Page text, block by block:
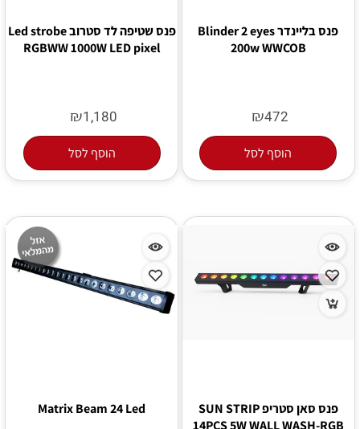
פנס בליינדר Blinder 2 eyes
200w WWCOB
₪472
הוסף לסל
פנס שטיפה לד סטרוב Led strobe
RGBWW 1000W LED pixel
₪1,180
הוסף לסל
פנס סאן סטריפ SUN STRIP
Matrix Beam 24 Led